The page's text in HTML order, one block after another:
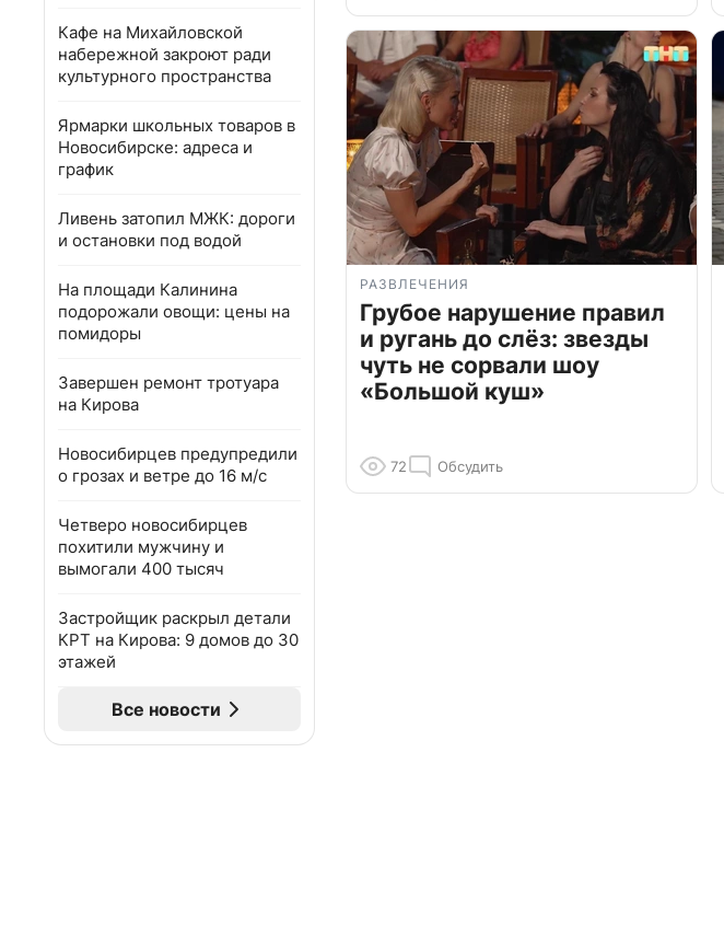
Кафе на Михайловской
набережной закроют ради
культурного пространства
Ярмарки школьных товаров в
Новосибирске: адреса и
график
Ливень затопил МЖК: дороги
и остановки под водой
На площади Калинина
подорожали овощи: цены на
помидоры
Завершен ремонт тротуара
на Кирова
Новосибирцев предупредили
о грозах и ветре до 16 м/с
Четверо новосибирцев
похитили мужчину и
вымогали 400 тысяч
Застройщик раскрыл детали
КРТ на Кирова: 9 домов до 30
этажей
Все новости
РАЗВЛЕЧЕНИЯ
Грубое нарушение правил
и ругань до слёз: звезды
чуть не сорвали шоу
«Большой куш»
72 Обсудить